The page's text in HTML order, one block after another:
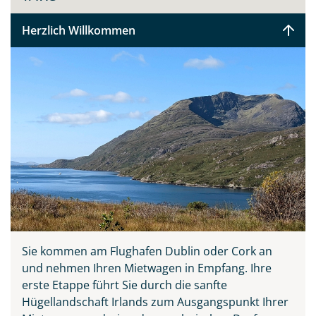
Teile diese Reise
Herzlich Willkommen
Sie kommen am Flughafen Dublin oder Cork an
und nehmen Ihren Mietwagen in Empfang. Ihre
erste Etappe führt Sie durch die sanfte
Hügellandschaft Irlands zum Ausgangspunkt Ihrer